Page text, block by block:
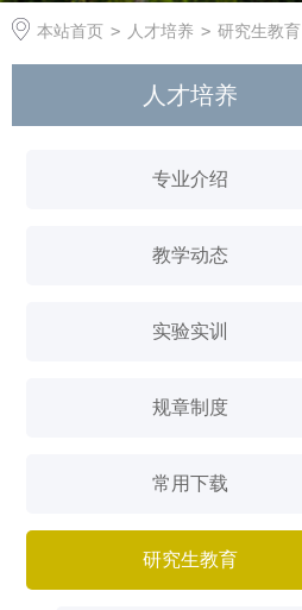
本站首页 > 人才培养 > 研究生教育
人才培养
专业介绍
教学动态
实验实训
规章制度
常用下载
研究生教育